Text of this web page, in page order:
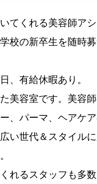
てくれる美容師ア
校の新卒生を随時
、有給休暇あり。
美容室です。美容
、パーマ、ヘアケ
い世代＆スタイル
れるスタッフも多